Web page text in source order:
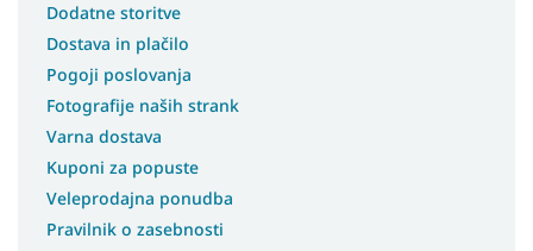
Dodatne storitve
Dostava in plačilo
Pogoji poslovanja
Fotografije naših strank
Varna dostava
Kuponi za popuste
Veleprodajna ponudba
Pravilnik o zasebnosti